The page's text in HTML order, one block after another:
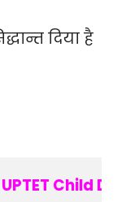
दिया है
UPTET Child